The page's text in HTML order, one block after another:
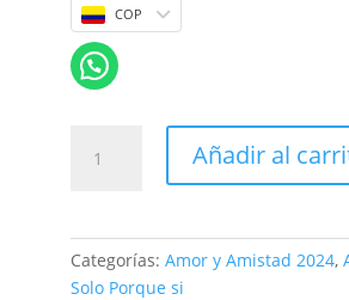
COP
Floral
cantidad
Añadir al
Categorías:Amor y Amistad 2024,
Solo Porque si